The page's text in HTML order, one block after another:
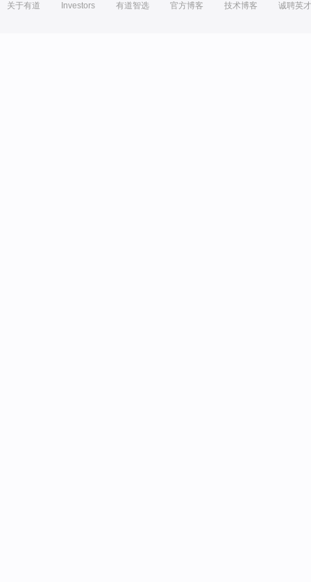
关于有道 Investors 有道智选 官方博客 技术博客 诚聘英才